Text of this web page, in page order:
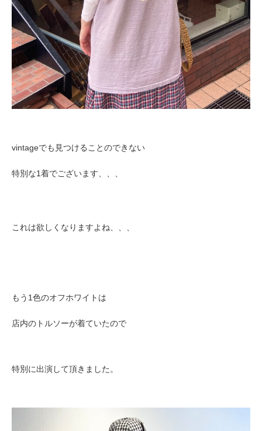
vintageでも見つけることのできない
特別な1着でございます、、、
これは欲しくなりますよね、、、
もう1色のオフホワイトは
店内のトルソーが着ていたので
特別に出演して頂きました。